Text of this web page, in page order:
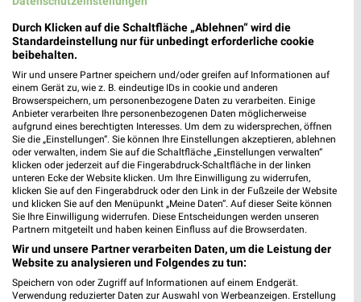
bilgro Getränke Filialen & Öffnungszeiten für
Darmstadt
BioMarkt Angebote & Prospekte für Bad
Kreuznach
Blume 2000 Prospekte und Angebote für Bad
Kreuznach
Blumen Risse Prospekte und Angebote für Bad
Kreuz­nach
Durch Klicken auf die Schaltfläche „Ablehnen“ wird die
Standardeinstellung nur für unbedingt erforderliche cookie
beibehalten.
Wir und unsere Partner speichern und/oder greifen auf Informationen auf
einem Gerät zu, wie z. B. eindeutige IDs in cookie und anderen
Browserspeichern, um personenbezogene Daten zu verarbeiten. Einige
Anbieter verarbeiten Ihre personenbezogenen Daten möglicherweise
aufgrund eines berechtigten Interesses. Um dem zu widersprechen, öffnen
Sie die „Einstellungen“. Sie können Ihre Einstellungen akzeptieren, ablehnen
oder verwalten, indem Sie auf die Schaltfläche „Einstellungen verwalten“
klicken oder jederzeit auf die Fingerabdruck-Schaltfläche in der linken
unteren Ecke der Website klicken. Um Ihre Einwilligung zu widerrufen,
klicken Sie auf den Fingerabdruck oder den Link in der Fußzeile der Website
und klicken Sie auf den Menüpunkt „Meine Daten“. Auf dieser Seite können
Sie Ihre Einwilligung widerrufen. Diese Entscheidungen werden unseren
Partnern mitgeteilt und haben keinen Einfluss auf die Browserdaten.
Wir und unsere Partner verarbeiten Daten, um die Leistung der
Website zu analysieren und Folgendes zu tun:
Speichern von oder Zugriff auf Informationen auf einem Endgerät.
Verwendung reduzierter Daten zur Auswahl von Werbeanzeigen. Erstellung